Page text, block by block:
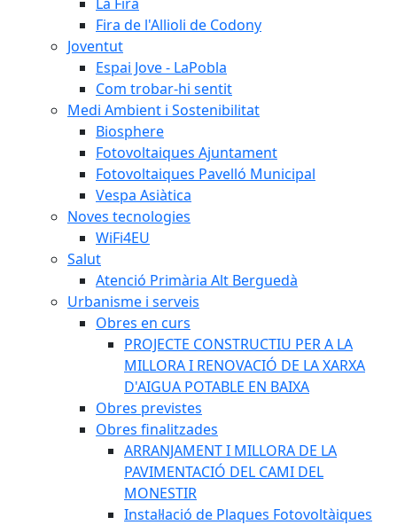
Fira de l'Allioli de Codony
Joventut
Espai Jove - LaPobla
Com trobar-hi sentit
Medi Ambient i Sostenibilitat
Biosphere
Fotovoltaiques Ajuntament
Fotovoltaiques Pavelló Municipal
Vespa Asiàtica
Noves tecnologies
WiFi4EU
Salut
Atenció Primària Alt Berguedà
Urbanisme i serveis
Obres en curs
PROJECTE CONSTRUCTIU PER A LA
MILLORA I RENOVACIÓ DE LA XARXA
D'AIGUA POTABLE EN BAIXA
Obres previstes
Obres finalitzades
ARRANJAMENT I MILLORA DE LA
PAVIMENTACIÓ DEL CAMI DEL
MONESTIR
Instal·lació de Plaques Fotovoltàiques